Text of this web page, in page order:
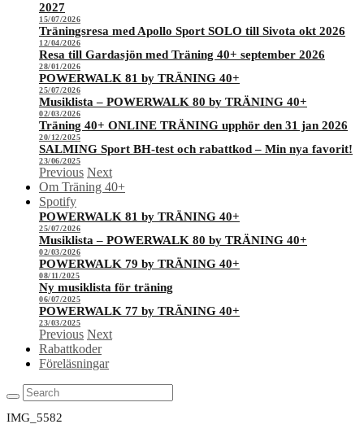
2027
15/07/2026
Träningsresa med Apollo Sport SOLO till Sivota okt 2026
12/04/2026
Resa till Gardasjön med Träning 40+ september 2026
28/01/2026
POWERWALK 81 by TRÄNING 40+
25/07/2026
Musiklista – POWERWALK 80 by TRÄNING 40+
02/03/2026
Träning 40+ ONLINE TRÄNING upphör den 31 jan 2026
20/12/2025
SALMING Sport BH-test och rabattkod – Min nya favorit!
23/06/2025
Previous Next
Om Träning 40+
Spotify
POWERWALK 81 by TRÄNING 40+
25/07/2026
Musiklista – POWERWALK 80 by TRÄNING 40+
02/03/2026
POWERWALK 79 by TRÄNING 40+
08/11/2025
Ny musiklista för träning
06/07/2025
POWERWALK 77 by TRÄNING 40+
23/03/2025
Previous Next
Rabattkoder
Föreläsningar
IMG_5582